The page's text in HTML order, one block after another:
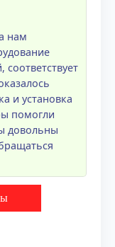
нам
соответствует
и установка
помогли
довольны